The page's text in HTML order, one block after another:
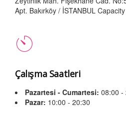
Apt. Bakırköy / İSTANBUL Capacity
Çalışma Saatleri
Pazartesi - Cumartesi: 08:00 -
Pazar: 10:00 - 20:30